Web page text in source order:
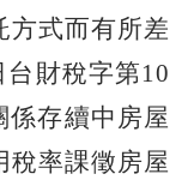
方式而有所差
財稅字第10
係存續中房屋
稅率課徵房屋